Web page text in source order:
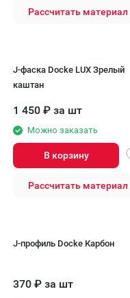
Рассчитать материал
J-фаска Docke LUX Зрелый
каштан
1 450 ₽ за шт
Можно заказать
В корзину
Рассчитать материал
J-профиль Docke Карбон
370 ₽ за шт